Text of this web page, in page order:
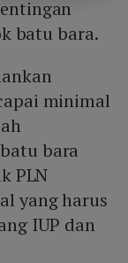
batu bara.
minimal
bara
PLN
yang harus
IUP dan